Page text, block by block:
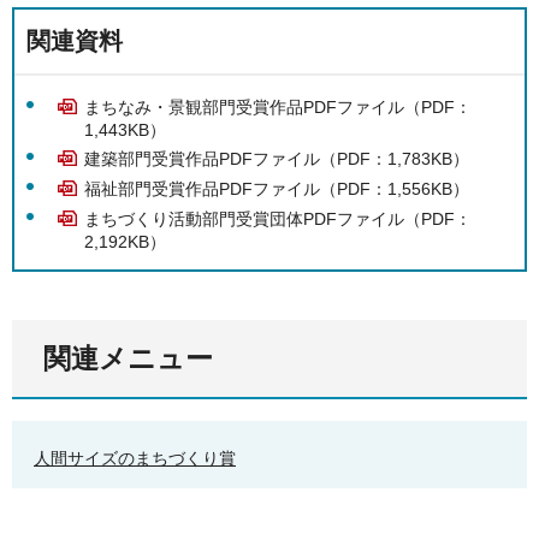
関連資料
まちなみ・景観部門受賞作品PDFファイル（PDF：
1,443KB）
建築部門受賞作品PDFファイル（PDF：1,783KB）
福祉部門受賞作品PDFファイル（PDF：1,556KB）
まちづくり活動部門受賞団体PDFファイル（PDF：
2,192KB）
関連メニュー
人間サイズのまちづくり賞